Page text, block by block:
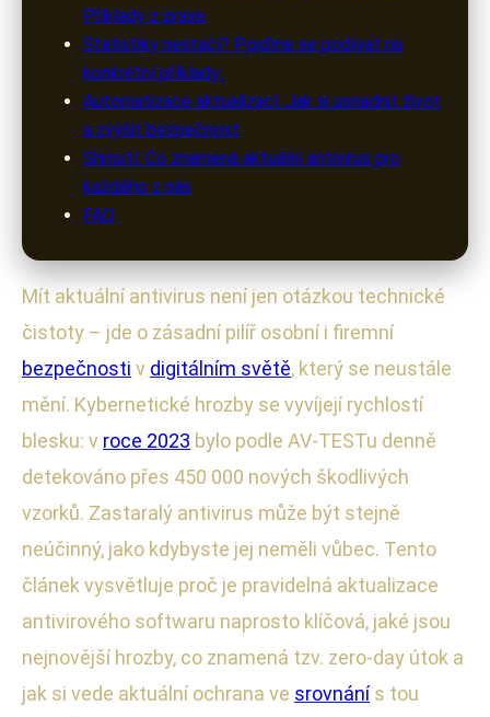
Příklady z praxe
Statistiky nestačí? Pojďme se podívat na
konkrétní příklady:
Automatizace aktualizací: Jak si usnadnit život
a zvýšit bezpečnost
Shrnutí: Co znamená aktuální antivirus pro
každého z nás
FAQ
Mít aktuální antivirus není jen otázkou technické
čistoty – jde o zásadní pilíř osobní i firemní
bezpečnosti v digitálním světě, který se neustále
mění. Kybernetické hrozby se vyvíjejí rychlostí
blesku: v roce 2023 bylo podle AV-TESTu denně
detekováno přes 450 000 nových škodlivých
vzorků. Zastaralý antivirus může být stejně
neúčinný, jako kdybyste jej neměli vůbec. Tento
článek vysvětluje proč je pravidelná aktualizace
antivirového softwaru naprosto klíčová, jaké jsou
nejnovější hrozby, co znamená tzv. zero-day útok a
jak si vede aktuální ochrana ve srovnánís tou